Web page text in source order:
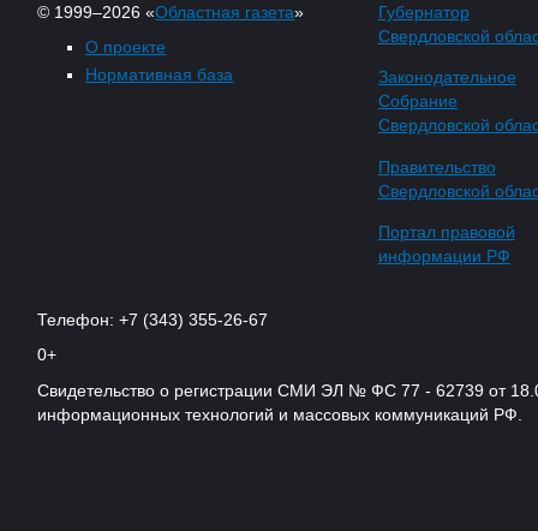
© 1999–2026 «Областная газета»
О проекте
Нормативная база
Губернатор
Свердловской
Законодательное
Собрание
Свердловской
Правительство
Свердловской
Портал правовой
информации РФ
Телефон: +7 (343) 355-26-67
0+
Свидетельство о регистрации СМИ ЭЛ № ФС 77 - 62739 от
информационных технологий и массовых коммуникаций РФ.